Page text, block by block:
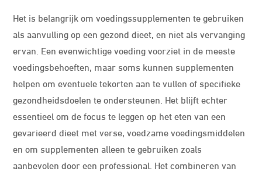
Het is belangrijk om voedingssupplementen te gebruiken
als aanvulling op een gezond dieet, en niet als vervanging
ervan. Een evenwichtige voeding voorziet in de meeste
voedingsbehoeften, maar soms kunnen supplementen
helpen om eventuele tekorten aan te vullen of specifieke
gezondheidsdoelen te ondersteunen. Het blijft echter
essentieel om de focus te leggen op het eten van een
gevarieerd dieet met verse, voedzame voedingsmiddelen
en om supplementen alleen te gebruiken zoals
aanbevolen door een professional. Het combineren van